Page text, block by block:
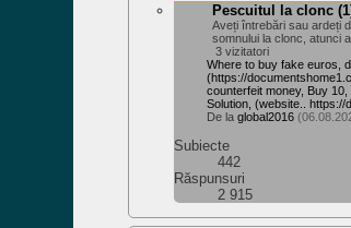
Pescuitul la clonc
Aveți întrebări sau ardeți
somnului la clonc, atunci
3 vizitatori
Where to buy fake euros,
‪(https://
counterfeit money, Buy
Solution, (website..
De laglobal2016
Subiecte
442
Răspunsuri
2 915